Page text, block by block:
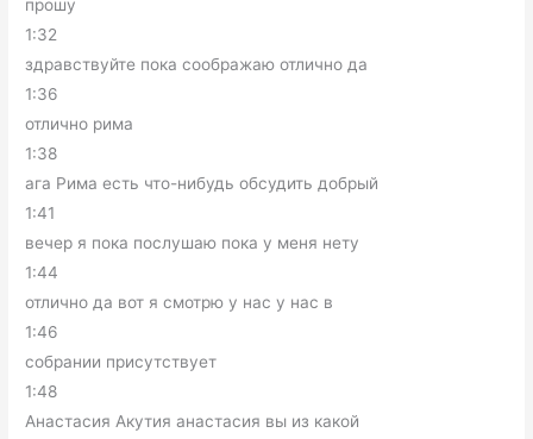
прошу
1:32
здравствуйте пока соображаю отлично да
1:36
отлично рима
1:38
ага Рима есть что-нибудь обсудить добрый
1:41
вечер я пока послушаю пока у меня нету
1:44
отлично да вот я смотрю у нас у нас в
1:46
собрании присутствует
1:48
Анастасия Акутия анастасия вы из какой